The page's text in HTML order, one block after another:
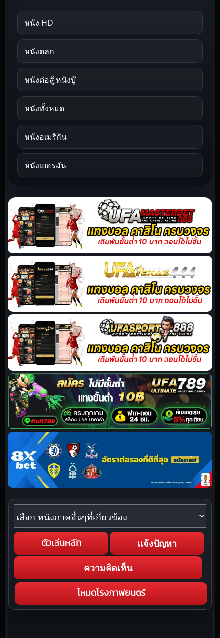
หนัง HD
หนังตลก
หนังต่อสู้,หนังบู๊
หนังทั้งหมด
หนังอเมริกัน
หนังเยอรมัน
หนังภาคอื่นๆที่เกี่ยวข้อง
ตัวเล่นหลัก แจ้งปัญหา
ความคิดเห็น
โหมดโรงภาพยนตร์